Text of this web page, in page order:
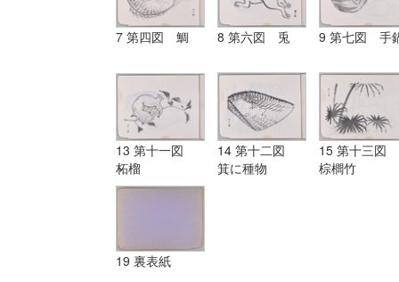
7 第四図 鯛 8 第六図 兎 9 第七図 手
13 第十一図
柘榴
14 第十二図
箕に種物
15 第十三図
棕櫚竹
19 裏表紙